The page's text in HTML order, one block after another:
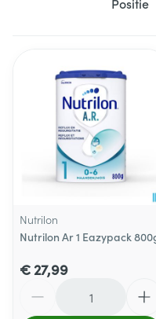
Sorteer
Nutrilon
Nutrilon Ar 1 Eazypack
€ 27,99